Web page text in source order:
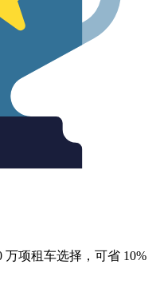
万项租车选择，可省 10%